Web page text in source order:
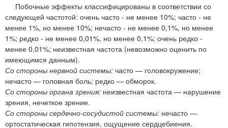
Побочные эффекты классифицированы в соответствии со
следующей частотой: очень часто - не менее 10%; часто - не
менее 1%, но менее 10%; нечасто - не менее 0,1%, но менее
1%; редко - не менее 0,01%, но менее 0,1%; очень редко -
менее 0,01%; неизвестная частота (невозможно оценить по
имеющимся данным).
Со стороны нервной системы: часто — головокружение;
нечасто — головная боль; редко — обморок.
Со стороны органа зрения: неизвестная частота — нарушение
зрения, нечеткое зрение.
Со стороны сердечно-сосудистой системы: нечасто —
ортостатическая гипотензия, ощущение сердцебиения.